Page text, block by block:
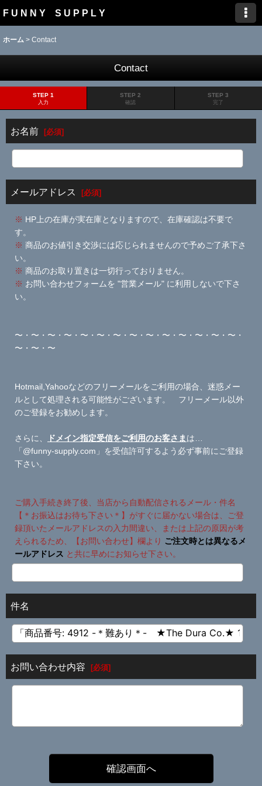
F U N N Y S U P P L Y
ホーム > Contact
Contact
STEP 1
入力
STEP 2
確認
STEP 3
完了
お名前 [必須]
メールアドレス [必須]
※ HP上の在庫が実在庫となりますので、在庫確認は不要で
す。
※ 商品のお値引き交渉には応じられませんので予めご了承下さ
い。
※ 商品のお取り置きは一切行っておりません。
※ お問い合わせフォームを "営業メール" に利用しないで下さ
い。
〜・〜・〜・〜・〜・〜・〜・〜・〜・〜・〜・〜・〜・〜・
〜・〜・〜
Hotmail,Yahooなどのフリーメールをご利用の場合、迷惑メー
ルとして処理される可能性がございます。 フリーメール以外
のご登録をお勧めします。
さらに、 ドメイン指定受信をご利用のお客さま は…
「@funny-supply.com」を受信許可するよう必ず事前にご登録
下さい。
ご購入手続き終了後、当店から自動配信されるメール・件名
【＊お振込はお待ち下さい＊】がすぐに届かない場合は、ご登
録頂いたメールアドレスの入力間違い、または上記の原因が考
えられるため、【お問い合わせ】欄より ご注文時とは異なるメ
ールアドレス と共に早めにお知らせ下さい。
件名
お問い合わせ内容 [必須]
確認画面へ